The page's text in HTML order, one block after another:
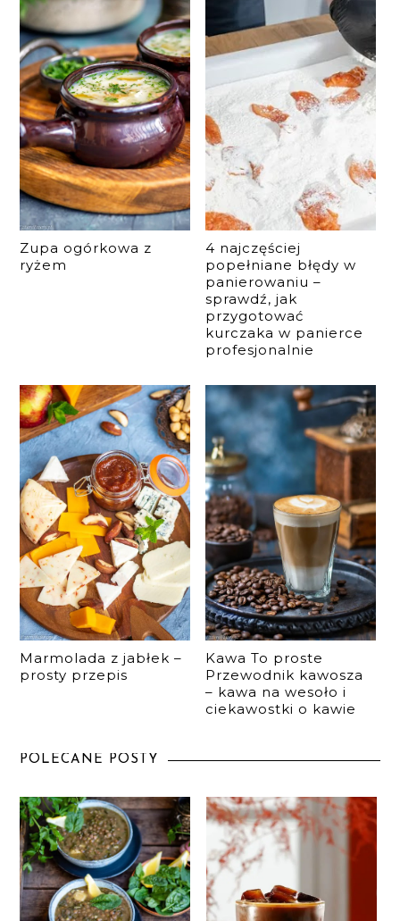
Zupa ogórkowa z
ryżem
4 najczęściej
popełniane błędy w
panierowaniu –
sprawdź, jak
przygotować
kurczaka w panierce
profesjonalnie
Marmolada z jabłek –
prosty przepis
Kawa To proste
Przewodnik kawosza
– kawa na wesoło i
ciekawostki o kawie
POLECANE POSTY